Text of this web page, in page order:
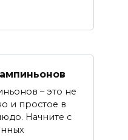
– это не
и простое в
Начните с